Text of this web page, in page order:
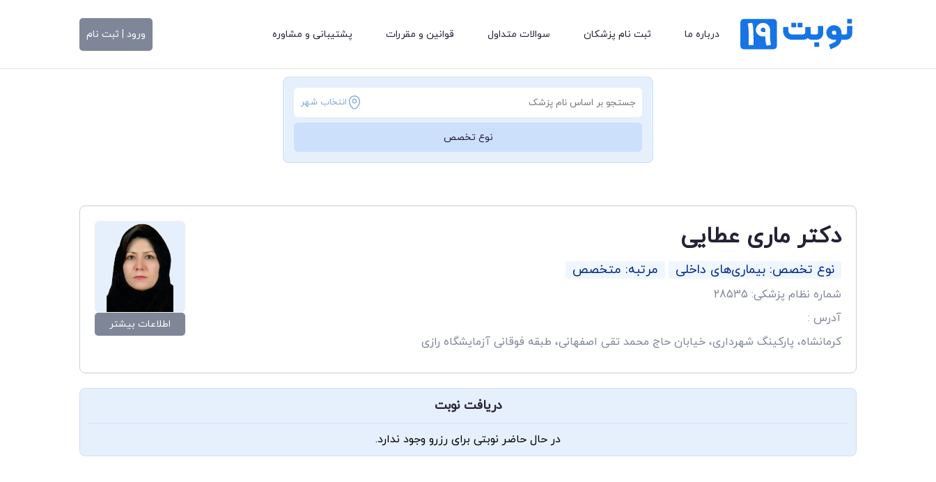
درباره ما ثبت نام پزشکان سوالات متداول قوانین و مقررات پشتیبانی و مشاوره ورود | ثبت نام
انتخاب شهر
نوع تخصص
دکتر ماری عطایی
نوع تخصص: بیماری‌های داخلی مرتبه: متخصص
شماره نظام پزشکی: 28535
آدرس :
کرمانشاه، پارکینگ شهرداری، خیابان حاج محمد تقی اصفهانی، طبقه فوقانی آزمایشگاه رازی
اطلاعات بیشتر
دریافت نوبت
در حال حاضر نوبتی برای رزرو وجود ندارد.